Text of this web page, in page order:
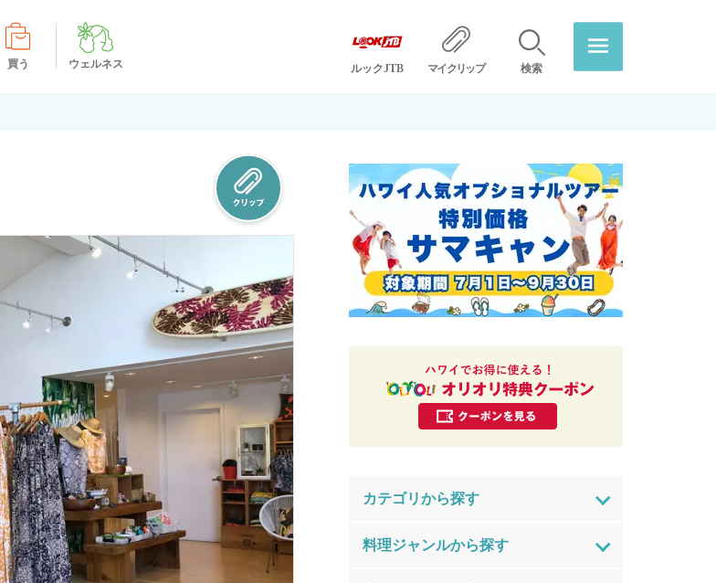
ルックJTB マイクリップ 検索
買う ウェルネス
カテゴリから探す
料理ジャンルから探す